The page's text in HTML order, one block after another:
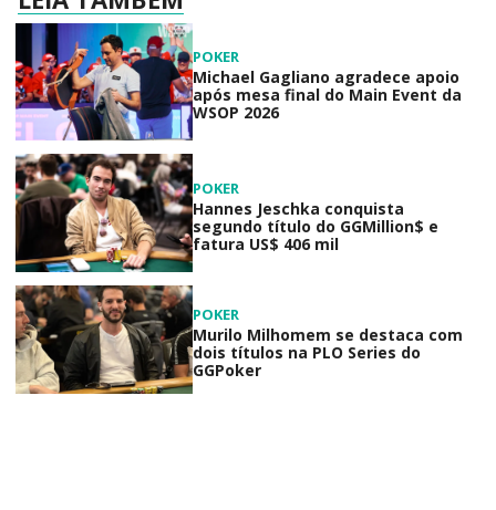
POKER
Michael Gagliano agradece apoio
após mesa final do Main Event da
WSOP 2026
POKER
Hannes Jeschka conquista
segundo título do GGMillion$ e
fatura US$ 406 mil
POKER
Murilo Milhomem se destaca com
dois títulos na PLO Series do
GGPoker